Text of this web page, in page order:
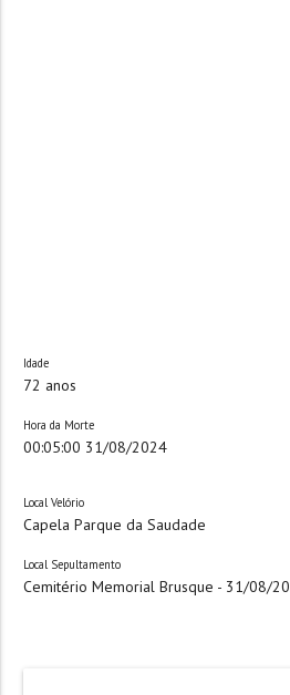
Idade
72 anos
Hora da Morte
00:05:00 31/08/2024
Local Velório
Capela Parque da Saudade
Local Sepultamento
Cemitério Memorial Brusque - 31/08/